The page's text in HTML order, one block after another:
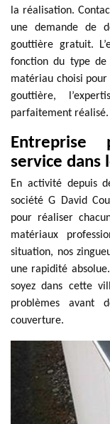
la réalisation.
une demande de
gouttière gratuit.
fonction du type
matériau choisi
gouttière,
parfaitement réalisé.
Entreprise
service dans
En activité depuis
société G David
pour réaliser
matériaux
situation, nos
une rapidité
soyez dans cette
problèmes avant
couverture.